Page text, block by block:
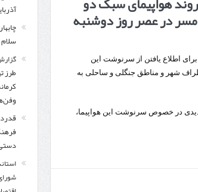
مرز چیلات دهلران می‌تواند مکمل مرز بین‌المللی مهران شود
در مرزهای خوزستان از مرز یک میلیون و ۴۲۸ هزار نفر گذشت
در عصر روز دوشنبه
اطلاع یافتن از سرنوشت این
شهر و مناطق جنگلی و ساحلی به
در خصوص سرنوشت این هواپیما،
طرز